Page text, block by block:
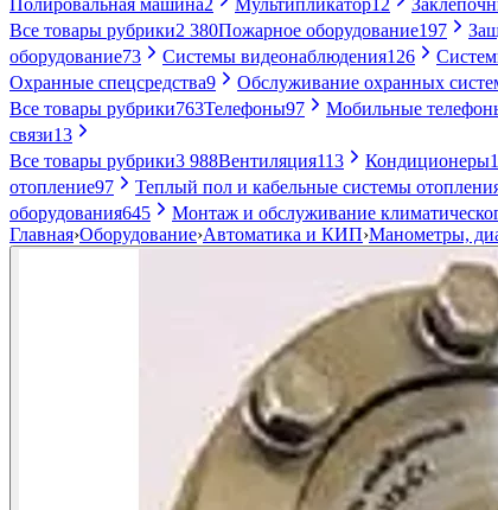
Полировальная машина2 Мультипликатор12
Все товары рубрики2 380Пожарное оборудование197
оборудование73 Системы видеонаблюдения126
Охранные спецсредства9 Обслуживание охранных
Все товары рубрики763Телефоны97 Мобильные
связи13
Все товары рубрики3 988Вентиляция113 Кондиционеры
отопление97 Теплый пол и кабельные системы
оборудования645 Монтаж и обслуживание
Главная›Оборудование›Автоматика и КИП›Манометры,